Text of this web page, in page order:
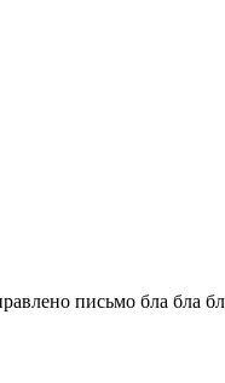
письмо бла бла